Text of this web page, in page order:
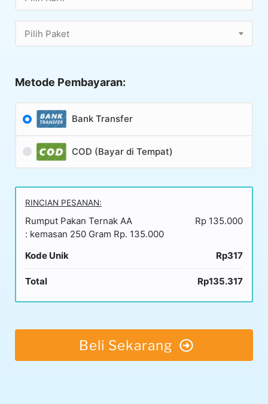
Pilih Paket
Metode Pembayaran:
Bank Transfer
COD (Bayar di Tempat)
RINCIAN PESANAN:
Rumput Pakan Ternak AA
: kemasan 250 Gram Rp. 135.000
Rp 135.000
Kode Unik Rp317
Total Rp135.317
Beli Sekarang